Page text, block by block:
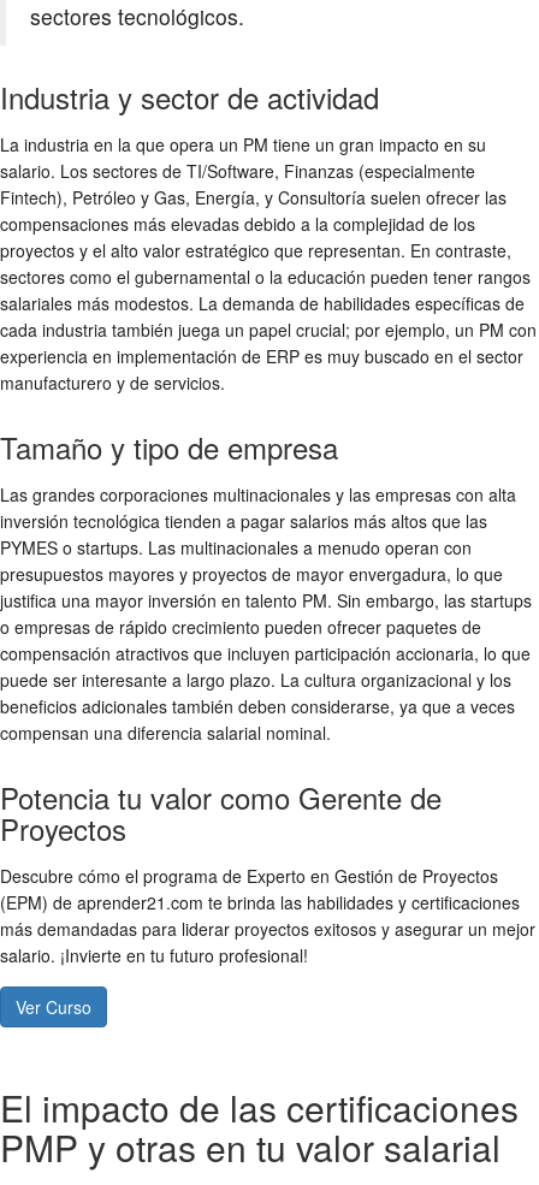
sectores tecnológicos.
Industria y sector de actividad
La industria en la que opera un PM tiene un gran impacto en su
salario. Los sectores de TI/Software, Finanzas (especialmente
Fintech), Petróleo y Gas, Energía, y Consultoría suelen ofrecer las
compensaciones más elevadas debido a la complejidad de los
proyectos y el alto valor estratégico que representan. En contraste,
sectores como el gubernamental o la educación pueden tener rangos
salariales más modestos. La demanda de habilidades específicas de
cada industria también juega un papel crucial; por ejemplo, un PM con
experiencia en implementación de ERP es muy buscado en el sector
manufacturero y de servicios.
Tamaño y tipo de empresa
Las grandes corporaciones multinacionales y las empresas con alta
inversión tecnológica tienden a pagar salarios más altos que las
PYMES o startups. Las multinacionales a menudo operan con
presupuestos mayores y proyectos de mayor envergadura, lo que
justifica una mayor inversión en talento PM. Sin embargo, las startups
o empresas de rápido crecimiento pueden ofrecer paquetes de
compensación atractivos que incluyen participación accionaria, lo que
puede ser interesante a largo plazo. La cultura organizacional y los
beneficios adicionales también deben considerarse, ya que a veces
compensan una diferencia salarial nominal.
Potencia tu valor como Gerente de
Proyectos
Descubre cómo el programa de Experto en Gestión de Proyectos
(EPM) de aprender21.com te brinda las habilidades y certificaciones
más demandadas para liderar proyectos exitosos y asegurar un mejor
salario. ¡Invierte en tu futuro profesional!
Ver Curso
El impacto de las certificaciones
PMP y otras en tu valor salarial